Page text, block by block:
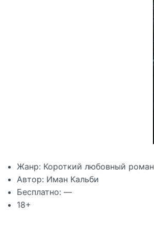
Жанр: Короткий любовный роман
Автор: Иман Кальби
Бесплатно: —
18+